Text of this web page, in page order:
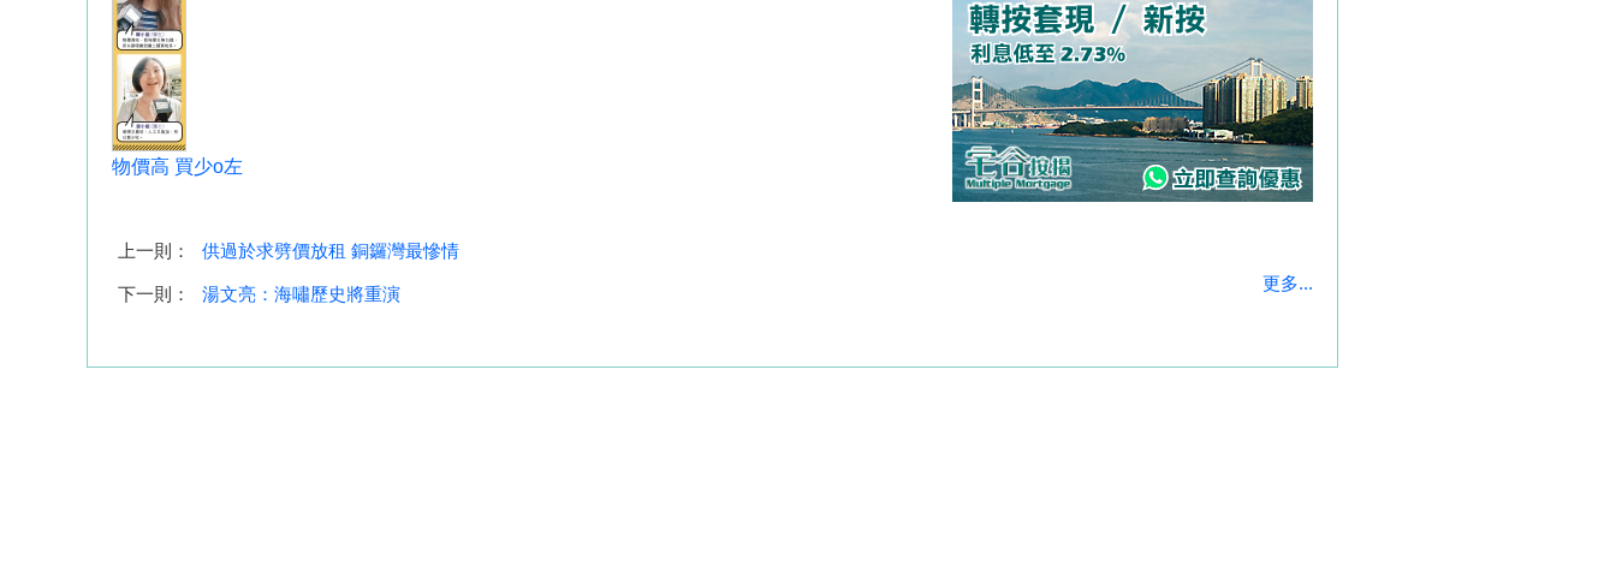
物價高 買少o左
上一則： 供過於求劈價放租 銅鑼灣最慘情
下一則： 湯文亮：海嘯歷史將重演
更多...